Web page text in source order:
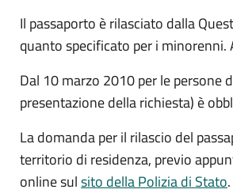
Il passaporto è rilasciato dalla
quanto specificato per i minorenni.
Dal 10 marzo 2010 per le persone
presentazione della richiesta) è
La domanda per il rilascio del
territorio di residenza, previo
online sulsito della Polizia di Stato.